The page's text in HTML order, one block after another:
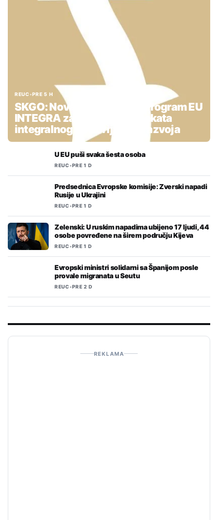
REUC •PRE 5 H
SKGO: Nova podrška kroz Program EU
INTEGRA za pripremu projekata
integralnog teritorijalnog razvoja
U EU puši svaka šesta osoba
REUC•PRE 1 D
Predsednica Evropske komisije: Zverski napadi
Rusije u Ukrajini
REUC•PRE 1 D
Zelenski: U ruskim napadima ubijeno 17 ljudi, 44
osobe povređene na širem području Kijeva
REUC•PRE 1 D
Evropski ministri solidarni sa Španijom posle
provale migranata u Seutu
REUC•PRE 2 D
REKLAMA